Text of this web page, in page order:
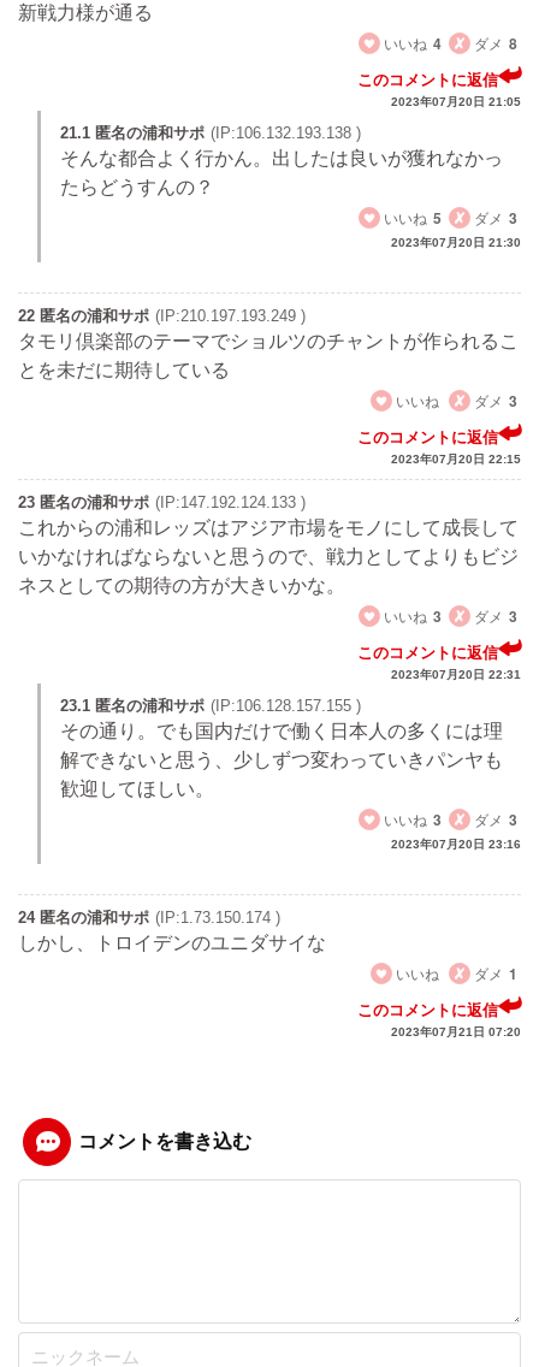
新戦力様が通る
いいね 4 ダメ 8
このコメントに返信
2023年07月20日 21:05
21.1 匿名の浦和サポ (IP:106.132.193.138 )
そんな都合よく行かん。出したは良いが獲れなかっ
たらどうすんの？
いいね 5 ダメ 3
2023年07月20日 21:30
22 匿名の浦和サポ (IP:210.197.193.249 )
タモリ倶楽部のテーマでショルツのチャントが作られるこ
とを未だに期待している
いいね
ダメ 3
このコメントに返信
2023年07月20日 22:15
23 匿名の浦和サポ (IP:147.192.124.133 )
これからの浦和レッズはアジア市場をモノにして成長して
いかなければならないと思うので、戦力としてよりもビジ
ネスとしての期待の方が大きいかな。
いいね 3 ダメ 3
このコメントに返信
2023年07月20日 22:31
23.1 匿名の浦和サポ (IP:106.128.157.155 )
その通り。でも国内だけで働く日本人の多くには理
解できないと思う、少しずつ変わっていきパンヤも
歓迎してほしい。
いいね 3 ダメ 3
2023年07月20日 23:16
24 匿名の浦和サポ (IP:1.73.150.174 )
しかし、トロイデンのユニダサイな
いいね
ダメ 1
このコメントに返信
2023年07月21日 07:20
コメントを書き込む